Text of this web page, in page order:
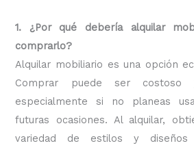
1. ¿Por qué debería alquilar
comprarlo?
Alquilar mobiliario es una opción
Comprar puede ser costoso
especialmente si no planeas
futuras ocasiones. Al alquilar,
variedad de estilos y